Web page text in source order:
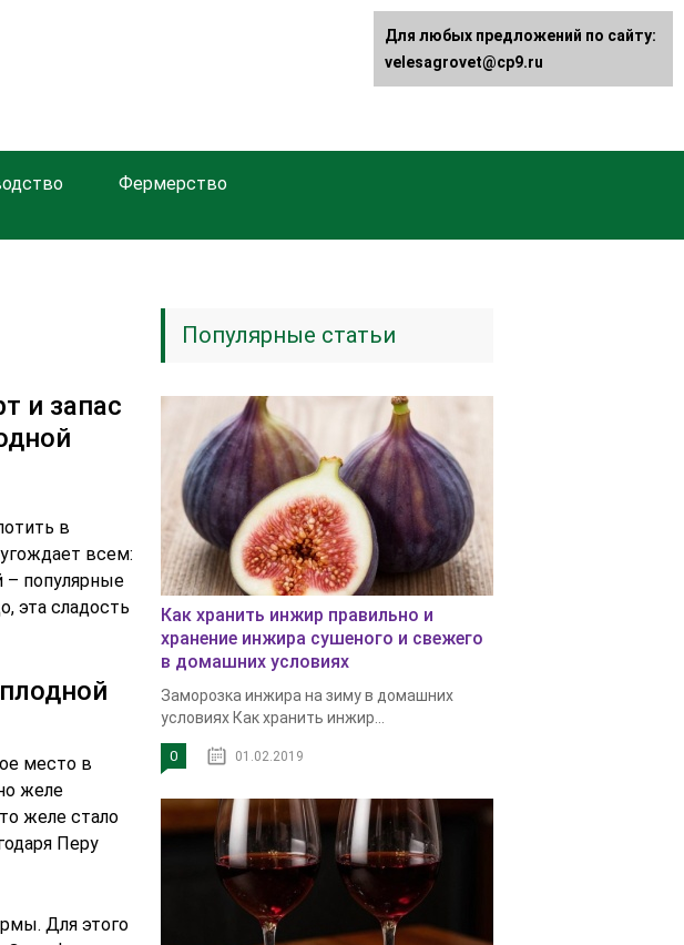
Фермерство
и запас
в
всем:
– популярные
эта сладость
место в
желе
желе стало
Перу
Для этого
Популярные статьи
Как хранить инжир правильно и
хранение инжира сушеного и свежего
в домашних условиях
Заморозка инжира на зиму в домашних
условиях Как хранить инжир...
0 01.02.2019
Для любых предложений по сайту:
velesagrovet@cp9.ru